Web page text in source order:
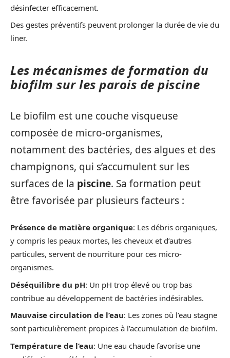
désinfecter efficacement.
Des gestes préventifs peuvent prolonger la durée de vie du
liner.
Les mécanismes de formation du
biofilm sur les parois de piscine
Le biofilm est une couche visqueuse
composée de micro-organismes,
notamment des bactéries, des algues et des
champignons, qui s’accumulent sur les
surfaces de la piscine. Sa formation peut
être favorisée par plusieurs facteurs :
Présence de matière organique: Les débris organiques,
y compris les peaux mortes, les cheveux et d’autres
particules, servent de nourriture pour ces micro-
organismes.
Déséquilibre du pH: Un pH trop élevé ou trop bas
contribue au développement de bactéries indésirables.
Mauvaise circulation de l’eau: Les zones où l’eau stagne
sont particulièrement propices à l’accumulation de biofilm.
Température de l’eau: Une eau chaude favorise une